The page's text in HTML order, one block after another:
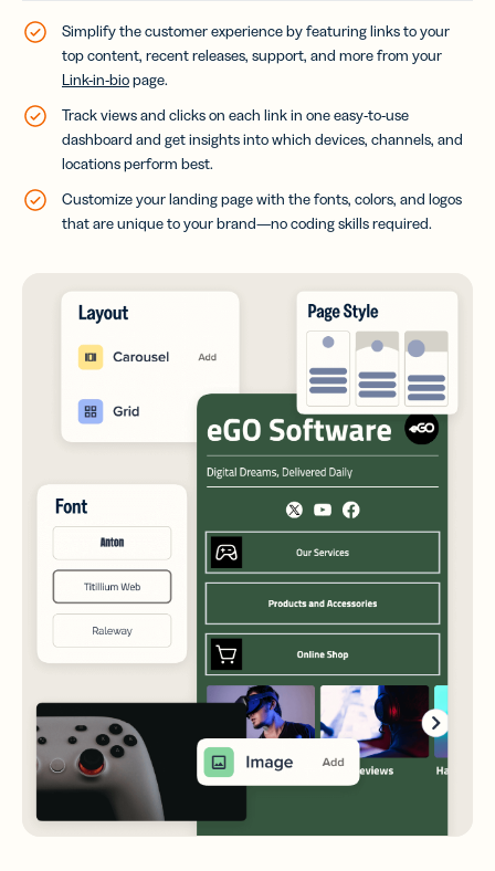
Simplify the customer experience by featuring links to your
top content, recent releases, support, and more from your
Link-in-biopage.
Track views and clicks on each link in one easy-to-use
dashboard and get insights into which devices, channels, and
locations perform best.
Customize your landing page with the fonts, colors, and logos
that are unique to your brand—no coding skills required.